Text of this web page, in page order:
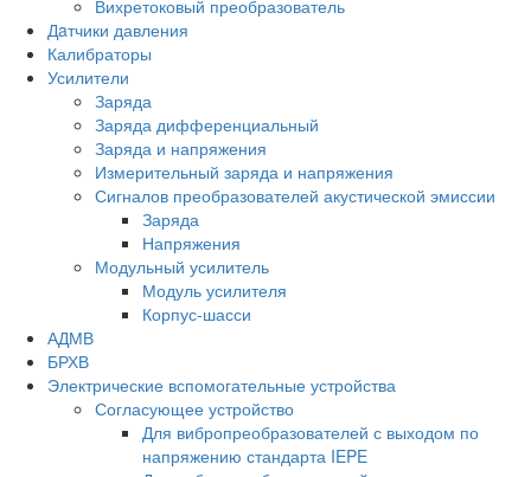
Вихретоковый преобразователь
Дaтчики давления
Калибраторы
Усилители
Заряда
Заряда дифференциальный
Заряда и напряжения
Измерительный заряда и напряжения
Сигналов преобразователей акустической эмиссии
Заряда
Напряжения
Модульный усилитель
Модуль усилителя
Корпус-шасси
АДМВ
БРХВ
Электрические вспомогательные устройства
Согласующее устройство
Для вибропреобразователей с выходом по
напряжению стандарта IEPE